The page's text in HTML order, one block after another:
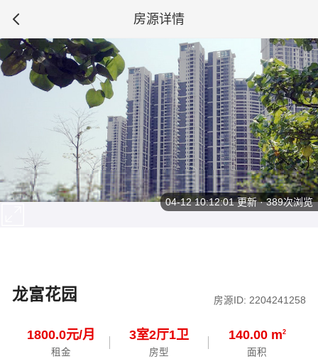
房源详情
龙富花园 房源ID: 2204241258
1800.0元/月
租金
3室2厅1卫
房型
140.00 m2
面积
04-12 10:12:01更新 · 389次浏览